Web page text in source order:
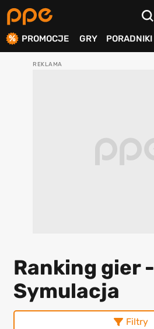
PROMOCJE GRY PORADNIKI
Ranking gier -
Symulacja
Filtry